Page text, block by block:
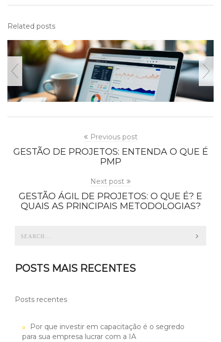
Related posts
Previous post
GESTÃO DE PROJETOS: ENTENDA O QUE É
PMP
Next post
GESTÃO ÁGIL DE PROJETOS: O QUE É? E
QUAIS AS PRINCIPAIS METODOLOGIAS?
POSTS MAIS RECENTES
Posts recentes
Por que investir em capacitação é o segredo
para sua empresa lucrar com a IA